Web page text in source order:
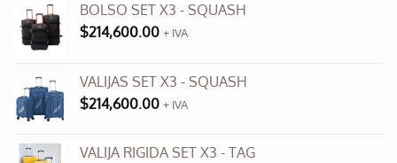
BOLSO SET X3 - SQUASH
$214,600.00 + IVA
VALIJAS SET X3 - SQUASH
$214,600.00 + IVA
VALIJA RIGIDA SET X3 - TAG